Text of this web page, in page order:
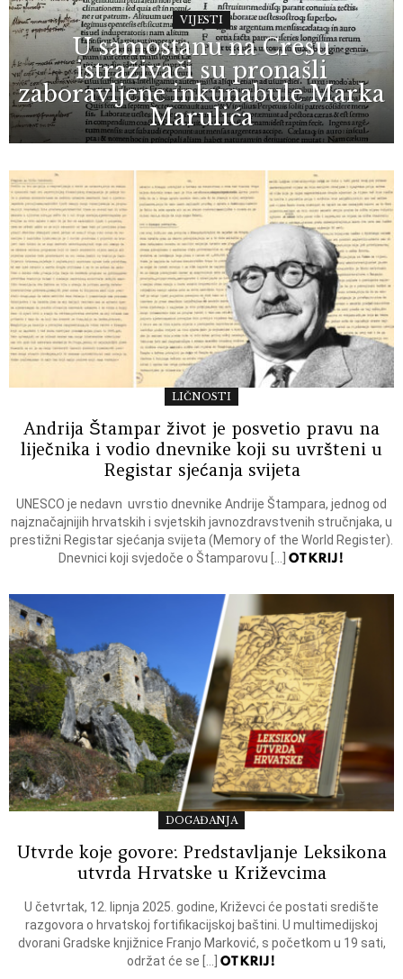
VIJESTI
U samostanu na Cresu
istraživači su pronašli
zaboravljene inkunabule Marka
Marulića
LIČNOSTI
Andrija Štampar život je posvetio pravu na
liječnika i vodio dnevnike koji su uvršteni u
Registar sjećanja svijeta
UNESCO je nedavn uvrstio dnevnike Andrije Štampara, jednog od
najznačajnijih hrvatskih i svjetskih javnozdravstvenih stručnjaka, u
prestižni Registar sjećanja svijeta (Memory of the World Register).
Dnevnici koji svjedoče o Štamparovu […] OTKRIJ!
DOGAĐANJA
Utvrde koje govore: Predstavljanje Leksikona
utvrda Hrvatske u Križevcima
U četvrtak, 12. lipnja 2025. godine, Križevci će postati središte
razgovora o hrvatskoj fortifikacijskoj baštini. U multimedijskoj
dvorani Gradske knjižnice Franjo Marković, s početkom u 19 sati,
održat će se […] OTKRIJ!